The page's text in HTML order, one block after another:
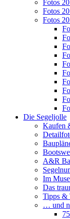
Fotos
Fotos
Fotos
Die Segeljolle
Kaufen
A&R
Im
Das
Tipps &
… und